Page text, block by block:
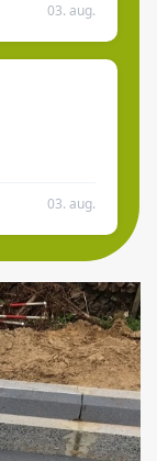
03. aug.
03. aug.